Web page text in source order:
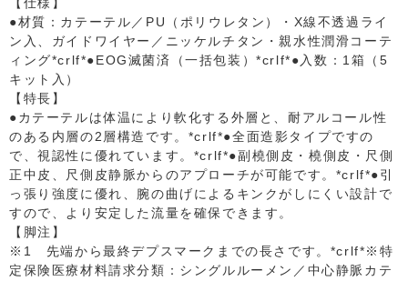
【仕様】
●材質：カテーテル／PU（ポリウレタン）・X線不透過ライ
ン入、ガイドワイヤー／ニッケルチタン・親水性潤滑コーテ
ィング*crlf*●EOG滅菌済（一括包装）*crlf*●入数：1箱（5
キット入）
【特長】
●カテーテルは体温により軟化する外層と、耐アルコール性
のある内層の2層構造です。*crlf*●全面造影タイプですの
で、視認性に優れています。*crlf*●副橈側皮・橈側皮・尺側
正中皮、尺側皮静脈からのアプローチが可能です。*crlf*●引
っ張り強度に優れ、腕の曲げによるキンクがしにくい設計で
すので、より安定した流量を確保できます。
【脚注】
※1 先端から最終デプスマークまでの長さです。*crlf*※特
定保険医療材料請求分類：シングルルーメン／中心静脈カテ